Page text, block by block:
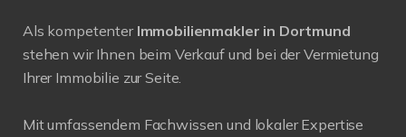
Als kompetenter Immobilienmakler in Dortmund
stehen wir Ihnen beim Verkauf und bei der Vermietung
Ihrer Immobilie zur Seite.
Mit umfassendem Fachwissen und lokaler Expertise